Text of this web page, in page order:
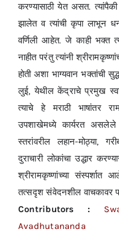
करण्यासाठी येत असत.
झालेत व त्यांची कृपा लाभून
वर्णिली आहेत. जे काही भक्त
नाहीत परंतु त्यांनी
होती अशा भाग्यवान भक्तांची
लुई, येथील केंद्राचे प्रमुख
त्याचे हे मराठी भाषांतर
उपशाखेमध्ये कार्यरत
स्तरांवरील लहान-मोठ्या,
दुराचारी लोकांचा उद्धार
श्रीरामकृष्णांच्या संस्पर्शात
तत्सदृश संवेदनशील वाचकावर
Contributors :
Avadhutananda